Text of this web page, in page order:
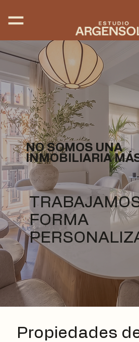
NO SOMOS UNA
INMOBILIARIA
FORMA
Propiedades